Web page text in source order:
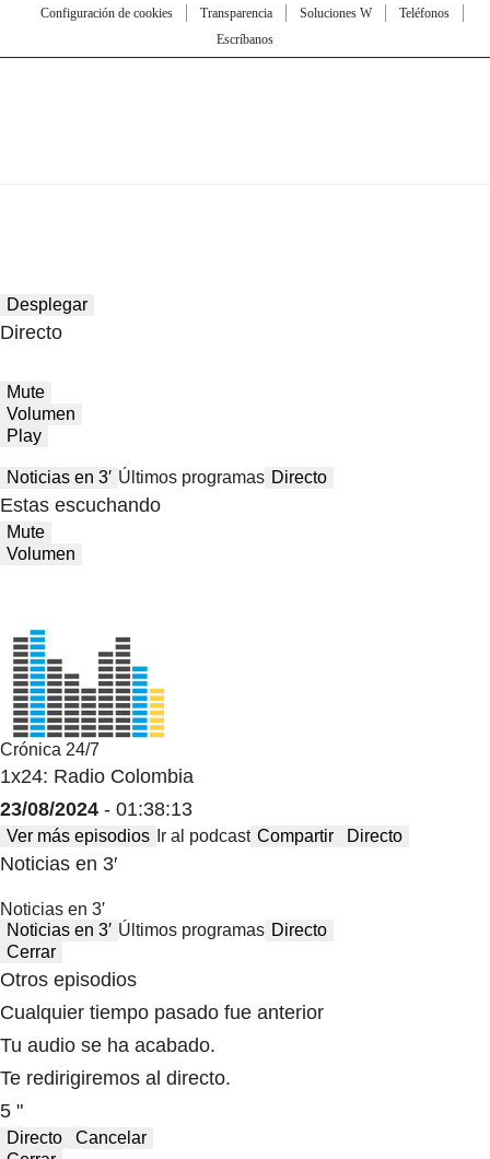
Configuración de cookies
Transparencia Soluciones W
Teléfonos
Escríbanos
Desplegar
Directo
Mute
Volumen
Play
Noticias en 3′ Últimos programas Directo
Estas escuchando
Mute
Volumen
Crónica 24/7
1x24: Radio Colombia
23/08/2024 - 01:38:13
Ver más episodios Ir al podcast Compartir Directo
Noticias en 3′
Noticias en 3′
Noticias en 3′ Últimos programas Directo
Cerrar
Otros episodios
Cualquier tiempo pasado fue anterior
Tu audio se ha acabado.
Te redirigiremos al directo.
5 "
Directo
Cancelar